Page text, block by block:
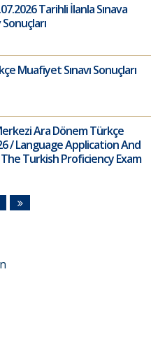
Tarihli İlanla Sınava
Muafiyet Sınavı Sonuçları
Ara Dönem Türkçe
/ Language Application And
Turkish Proficiency Exam